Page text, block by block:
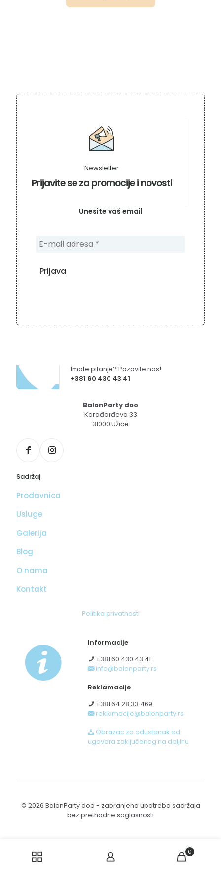
Prijavite se za promocije i novosti
Newsletter
Unesite vaš email
+381 60 430 43 41
Imate pitanje? Pozovite nas!
BalonParty doo
Karađorđeva 33
31000 Užice
Sadržaj
Prodavnica
Usluge
Galerija
Blog
O nama
Kontakt
Politika privatnosti
Informacije
+381 60 430 43 41
info@balonparty.rs
Reklamacije
+381 64 28 33 469
reklamacije@balonparty.rs
Obrazac za odustanak od
ugovora zaključenog na daljinu
© 2026 BalonParty doo - zabranjena upotreba sadržaja
bez prethodne saglasnosti
0